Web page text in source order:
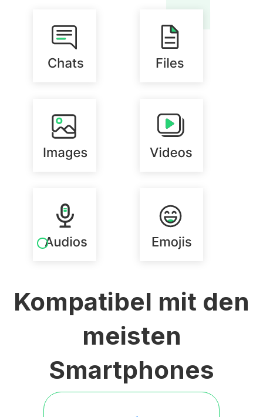
Kompatibel mit den
meisten
Smartphones